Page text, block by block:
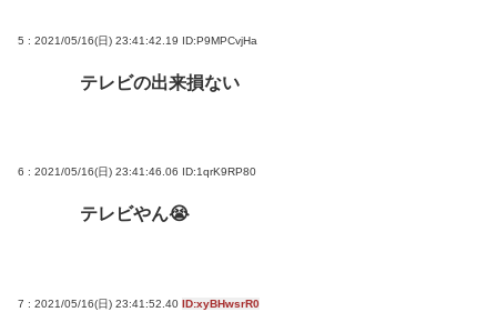
5 : 2021/05/16(日) 23:41:42.19 ID:P9MPCvjHa
テレビの出来損ない
6 : 2021/05/16(日) 23:41:46.06 ID:1qrK9RP80
テレビやん😭
7 : 2021/05/16(日) 23:41:52.40 ID:xyBHwsrR0